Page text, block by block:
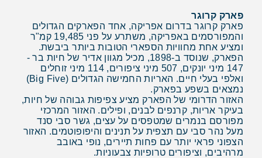
פארק קרוגר
פארק קרוגר בדרום אפריקה, אחד הפארקים הגדולים
והמפורסמים באפריקה, משתרע על פני 19,485 קמ"ר
ומציע אחת מחוויות הספארי הטובות ביותר ביבשת.
הפארק, שנוסד ב-1898, מכיל מגוון אדיר של חיות בר -
147 מיני יונקים, 507 מיני ציפורים, 114 מיני זוחלים
ואלפי בעלי חיים. האריות החמישה הגדולים (Big Five)
נמצאים בשפע בפארק.
האזור הדרומי של הפארק מציע צפיפות גבוהה של חיות,
בעיקר אריות, קרנפים לבנים, ופילים. האזור המרכזי
מפורסם בנמרים שמטפסים על עצים, גשר סבי סנד
מעל נהר סבי עם תצפית על תנינים והיפופוטמים. האזור
הצפוני פראי יותר עם פחות תיירים, נופי באובב
מרהיבים, וציפורים טרופיות צבעוניות.